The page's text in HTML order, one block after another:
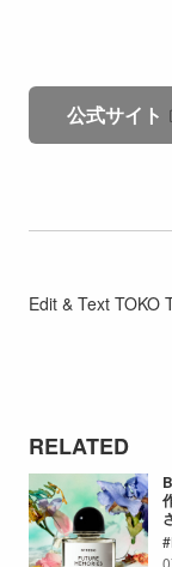
公式サイト
Edit & Text TOKO
RELATED